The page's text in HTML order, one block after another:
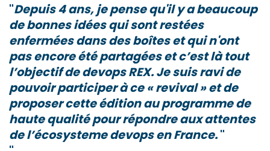
Depuis 4 ans, je pense qu'il y a beaucoup
de bonnes idées qui sont restées
enfermées dans des boîtes et qui n'ont
pas encore été partagées etc’est là tout
l’objectif de devops REX.Je suis ravi de
pouvoir participer à ce « revival » et de
proposer cette édition au programme de
haute qualité pour répondre aux attentes
de l’écosysteme devops en France.